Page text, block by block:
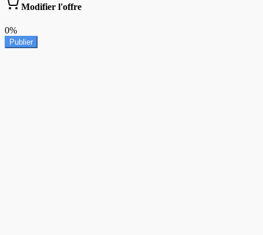
Modifier l'offre
0%
Publier